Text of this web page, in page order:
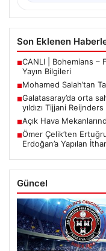
Son Eklenen
■CANLI | Bohemians –
Yayın Bilgileri
■Mohamed Salah’tan
■Galatasaray’da orta
yıldızı Tijjani Reijnders
■Açık Hava
■Ömer Çelik’ten
Erdoğan’a Yapılan
Güncel